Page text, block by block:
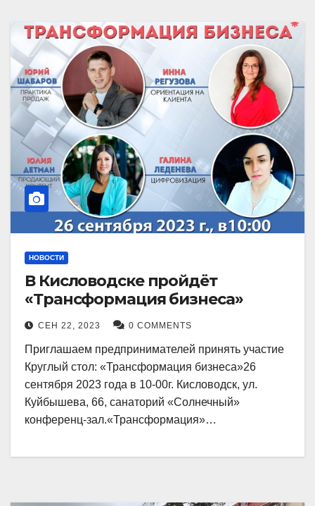
НОВОСТИ
В Кисловодске пройдёт
«Трансформация бизнеса»
СЕН 22, 2023 0 COMMENTS
Приглашаем предпринимателей принять участие
Круглый стол: «Трансформация бизнеса»26
сентября 2023 года в 10-00г. Кисловодск, ул.
Куйбышева, 66, санаторий «Солнечный»
конференц-зал.«Трансформация»…